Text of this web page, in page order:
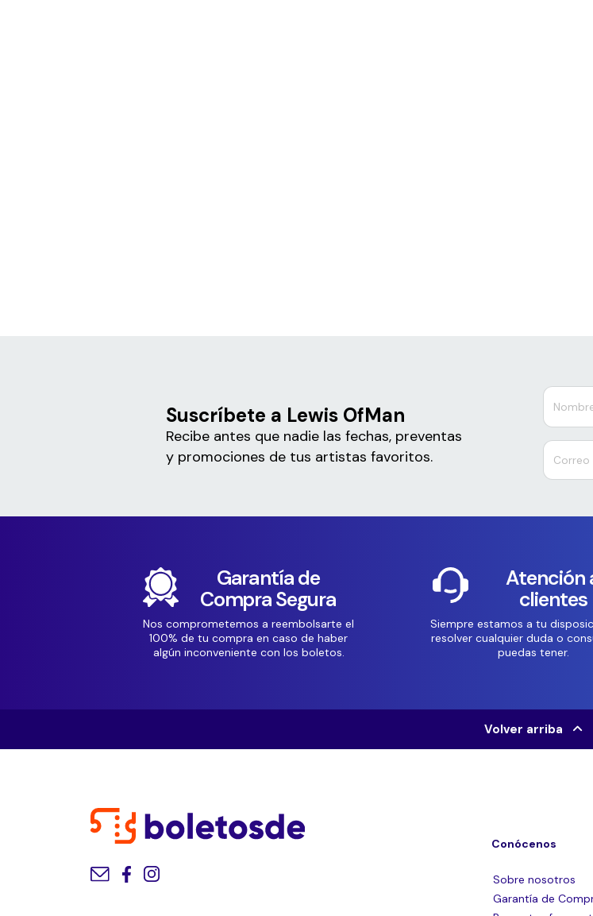
Suscríbete a Lewis OfMan
Recibe antes que nadie las fechas, preventas
y promociones de tus artistas favoritos.
Garantía de
Compra Segura
Nos comprometemos a reembolsarte el
100% de tu compra en caso de haber
algún inconveniente con los boletos.
Atención
clientes
Siempre estamos a tu
resolver cualquier duda o
puedas tener.
Volver arriba
Conócenos
Sobre nosotros
Garantía de